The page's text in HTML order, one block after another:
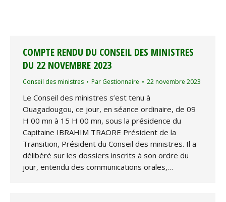
COMPTE RENDU DU CONSEIL DES MINISTRES
DU 22 NOVEMBRE 2023
Conseil des ministres Par Gestionnaire 22 novembre 2023
Le Conseil des ministres s’est tenu à
Ouagadougou, ce jour, en séance ordinaire, de 09
H 00 mn à 15 H 00 mn, sous la présidence du
Capitaine IBRAHIM TRAORE Président de la
Transition, Président du Conseil des ministres. Il a
délibéré sur les dossiers inscrits à son ordre du
jour, entendu des communications orales,…